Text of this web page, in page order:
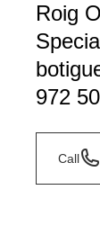
Roig
972
Call